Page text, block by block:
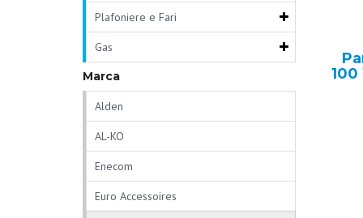
Plafoniere e Fari
Gas
Marca
Alden
AL-KO
Enecom
Euro Accessoires
100